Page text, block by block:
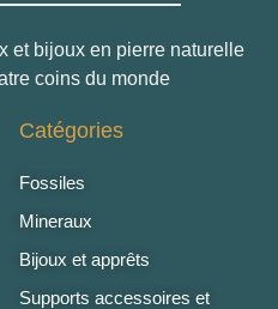
et bijoux en pierre naturelle
coins du monde
Catégories
Fossiles
Mineraux
Bijoux et apprêts
Supports accessoires et